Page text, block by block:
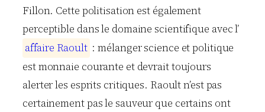
Fillon. Cette politisation est également
perceptible dans le domaine scientifique avec l’
affaire Raoult : mélanger science et politique
est monnaie courante et devrait toujours
alerter les esprits critiques. Raoult n’est pas
certainement pas le sauveur que certains ont